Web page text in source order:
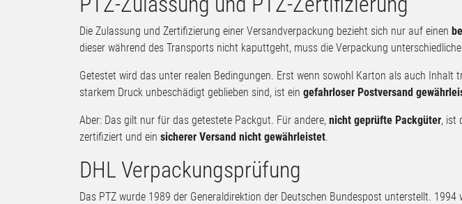
Die Zulassung und Zertifizierung einer Versandverpackung bezieht sich nur auf einen
dieser während des Transports nicht kaputtgeht, muss die Verpackung
Getestet wird das unter realen Bedingungen. Erst wenn sowohl Karton als auch Inhalt
starkem Druck unbeschädigt geblieben sind, ist ein gefahrloser Postversand
Aber: Das gilt nur für das getestete Packgut. Für andere, nicht geprüfte Packgüter, ist
zertifiziert und ein sicherer Versand nicht gewährleistet.
DHL Verpackungsprüfung
Das PTZ wurde 1989 der Generaldirektion der Deutschen Bundespost unterstellt. 1994